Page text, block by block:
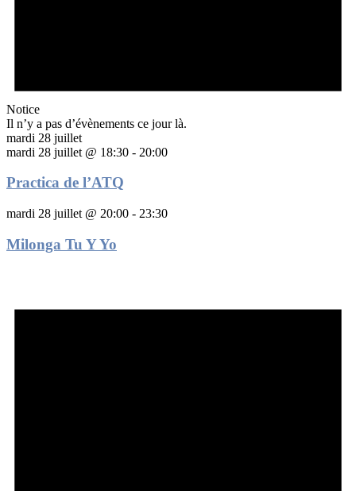
Notice
Il n’y a pas d’évènements ce jour là.
mardi 28 juillet
mardi 28 juillet @ 18:30 - 20:00
Practica de l’ATQ
mardi 28 juillet @ 20:00 - 23:30
Milonga Tu Y Yo